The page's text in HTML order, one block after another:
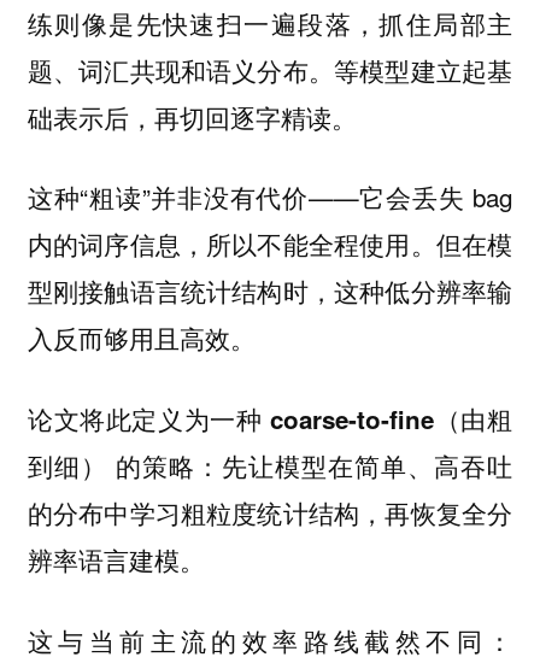
练则像是先快速扫一遍段落，抓住局部主
题、词汇共现和语义分布。等模型建立起基
础表示后，再切回逐字精读。
这种“粗读”并非没有代价——它会丢失 bag
内的词序信息，所以不能全程使用。但在模
型刚接触语言统计结构时，这种低分辨率输
入反而够用且高效。
论文将此定义为一种coarse-to-fine（由粗
到细）
的策略：先让模型在简单、高吞吐
的分布中学习粗粒度统计结构，再恢复全分
辨率语言建模。
这与当前主流的效率路线截然不同：